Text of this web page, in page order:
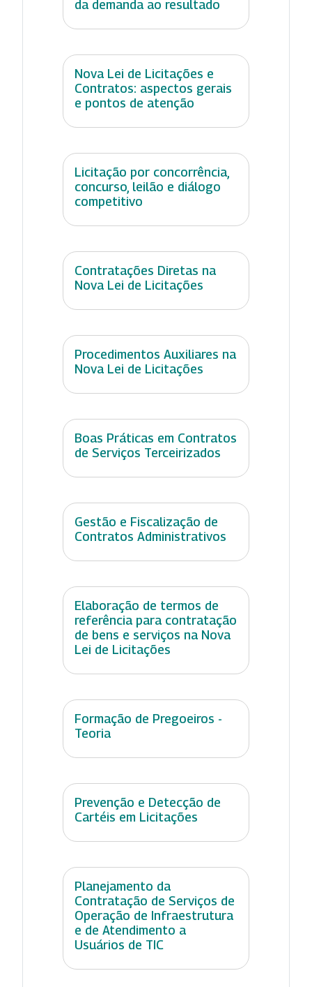
da demanda ao resultado
Nova Lei de Licitações e
Contratos: aspectos gerais
e pontos de atenção
Licitação por concorrência,
concurso, leilão e diálogo
competitivo
Contratações Diretas na
Nova Lei de Licitações
Procedimentos Auxiliares na
Nova Lei de Licitações
Boas Práticas em Contratos
de Serviços Terceirizados
Gestão e Fiscalização de
Contratos Administrativos
Elaboração de termos de
referência para contratação
de bens e serviços na Nova
Lei de Licitações
Formação de Pregoeiros -
Teoria
Prevenção e Detecção de
Cartéis em Licitações
Planejamento da
Contratação de Serviços de
Operação de Infraestrutura
e de Atendimento a
Usuários de TIC